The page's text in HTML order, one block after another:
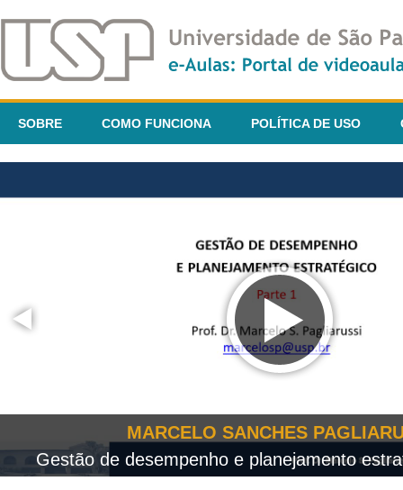
SOBRE COMO FUNCIONA POLÍTICA DE USO
MARCELO SANCHES
Gestão de desempenho e planejamento